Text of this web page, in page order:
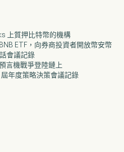
上質押比特幣的機構
ETF，向券商投資者開放幣安幣
會議記錄
言機戰爭登陸鏈上
年度策略決策會議記錄